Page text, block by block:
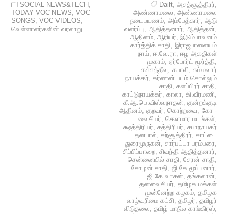
SOCIAL NEWS&TECH ,
TODAY VOC NEWS,VOC
SONGS,VOC VIDEOS,
வெள்ளாளர்களின் வரலாறு
Dailt, அசத்சூத்திரர்,
அண்ணாமலை, அண்ணாமலை
நடைபயணம், அம்பேத்கார், ஆடு
வளர்ப்பு, ஆதித்தனார், ஆதித்தன்,
ஆதினம், ஆரியர், இடும்பாவனம்
கார்த்திக் சாதி, இராஜபாளையம்
நாய், ஈ.வே.ரா, ஈழ அகதிகள்
முகாம், ஏர்போர்ட் மூர்த்தி,
கச்சத்தீவு, கபாலி, கம்மவார்
நாயக்கர், கர்ணன் படம் சொல்லும்
சாதி, களப்பிரர் சாதி,
காட்டுநாயக்கர், காலா, கி.வீரமணி,
கீ.ஆ.பெ.விஸ்வநாதன், குன்றக்குடி
ஆதினம், குறவர், கொற்றவை, கோ -
வைசியர், கௌமார மடங்கள்,
க்ஷத்திரியர், சத்திரியர், சபாநாயகர்
தனபால், சற்சூத்திரர், சாட்டை
துரைமுருகன், சார்பட்டா பரம்பரை,
சிப்பிப்பாறை, சிவந்தி ஆதித்தனார்,
சென்னையில் சாதி, சேரன் சாதி,
சோழன் சாதி, ஜி.கே.மூப்பனார்,
ஜி.கே.வாசன், தங்கலான்,
தனவைசியர், தமிழக மக்கள்
முன்னேற்ற கழகம், தமிழக
வாழ்வுரிமை கட்சி, தமிழர், தமிழர்
விடுதலை, தமிழ் மாநில காங்கிரஸ்,